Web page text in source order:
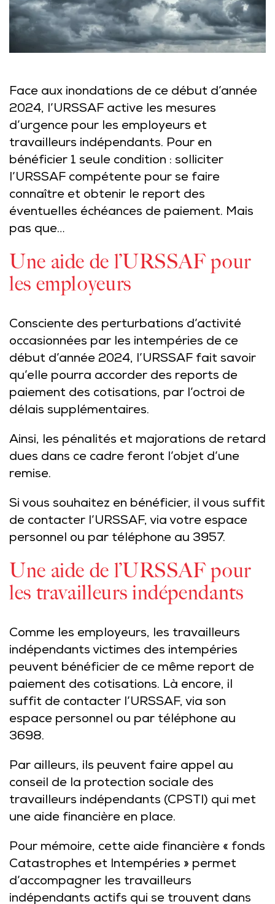
Face aux inondations de ce début d’année
2024, l’URSSAF active les mesures
d’urgence pour les employeurs et
travailleurs indépendants. Pour en
bénéficier 1 seule condition : solliciter
l’URSSAF compétente pour se faire
connaître et obtenir le report des
éventuelles échéances de paiement. Mais
pas que…
Une aide de l’URSSAF pour
les employeurs
Consciente des perturbations d’activité
occasionnées par les intempéries de ce
début d’année 2024, l’URSSAF fait savoir
qu’elle pourra accorder des reports de
paiement des cotisations, par l’octroi de
délais supplémentaires.
Ainsi, les pénalités et majorations de retard
dues dans ce cadre feront l’objet d’une
remise.
Si vous souhaitez en bénéficier, il vous suffit
de contacter l’URSSAF, via votre espace
personnel ou par téléphone au 3957.
Une aide de l’URSSAF pour
les travailleurs indépendants
Comme les employeurs, les travailleurs
indépendants victimes des intempéries
peuvent bénéficier de ce même report de
paiement des cotisations. Là encore, il
suffit de contacter l’URSSAF, via son
espace personnel ou par téléphone au
3698.
Par ailleurs, ils peuvent faire appel au
conseil de la protection sociale des
travailleurs indépendants (CPSTI) qui met
une aide financière en place.
Pour mémoire, cette aide financière « fonds
Catastrophes et Intempéries » permet
d’accompagner les travailleurs
indépendants actifs qui se trouvent dans